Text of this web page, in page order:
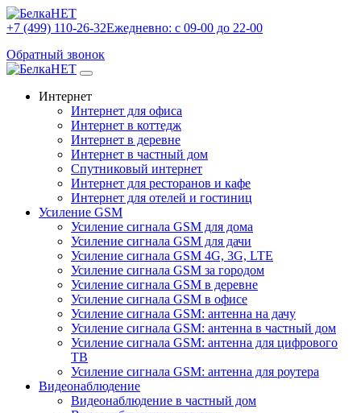
+7 (499) 110-26-32Ежедневно: с 09-00 до 22-00
Обратный звонок
Интернет
Интернет для офиса
Интернет в коттедж
Интернет в деревне
Интернет в частный дом
Спутниковый интернет
Интернет для ресторанов и кафе
Интернет для отелей и гостиниц
Усиление GSM
Усиление сигнала GSM для дома
Усиление сигнала GSM для дачи
Усиление сигнала GSM 4G, 3G, LTE
Усиление сигнала GSM за городом
Усиление сигнала GSM в деревне
Усиление сигнала GSM в офисе
Усиление сигнала GSM: антенна на дачу
Усиление сигнала GSM: антенна в частный дом
Усиление сигнала GSM: антенна для цифрового
ТВ
Усиление сигнала GSM: антенна для роутера
Видеонаблюдение
Видеонаблюдение в частный дом